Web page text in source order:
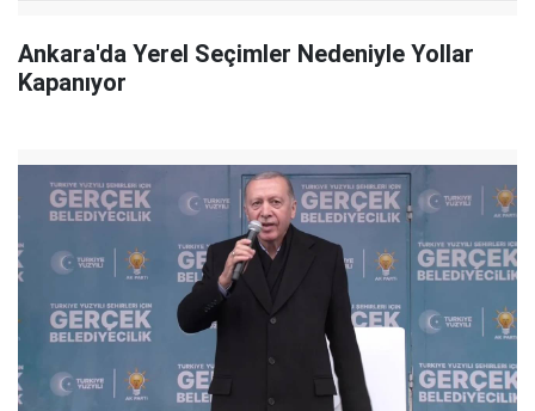
Ankara'da Yerel Seçimler Nedeniyle Yollar
Kapanıyor